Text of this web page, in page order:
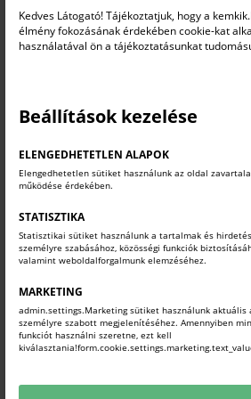
Kedves Látogató! Tájékoztatjuk, hogy a
élmény fokozásának érdekében cookie-kat
használatával ön a tájékoztatásunkat
Beállítások kezelése
ELENGEDHETETLEN ALAPOK
Elengedhetetlen sütiket használunk az oldal
működése érdekében.
STATISZTIKA
Statisztikai sütiket használunk a tartalmak és
személyre szabásához, közösségi funkciók
valamint weboldalforgalmunk elemzéséhez.
MARKETING
admin.settings.Marketing sütiket használunk aktuális
személyre szabott megjelenítéséhez. Amennyiben
funkciót használni szeretne, ezt kell
TERVEZETT PROGRAM:
9:30 – 10:00Kit akarunk megnyerni – és
10:15 – 11:30Vendégkapu-térkép saját
munka
11:30 – 12:00Következő lépések és zárás
12:00 – 13:00
kapcsolatépítés
Előadó:Takácsné Dudás Dóra, szakmai és
VisitUs
A workshopon való részvétel
attrakcióknak és olyan KKV-knak,